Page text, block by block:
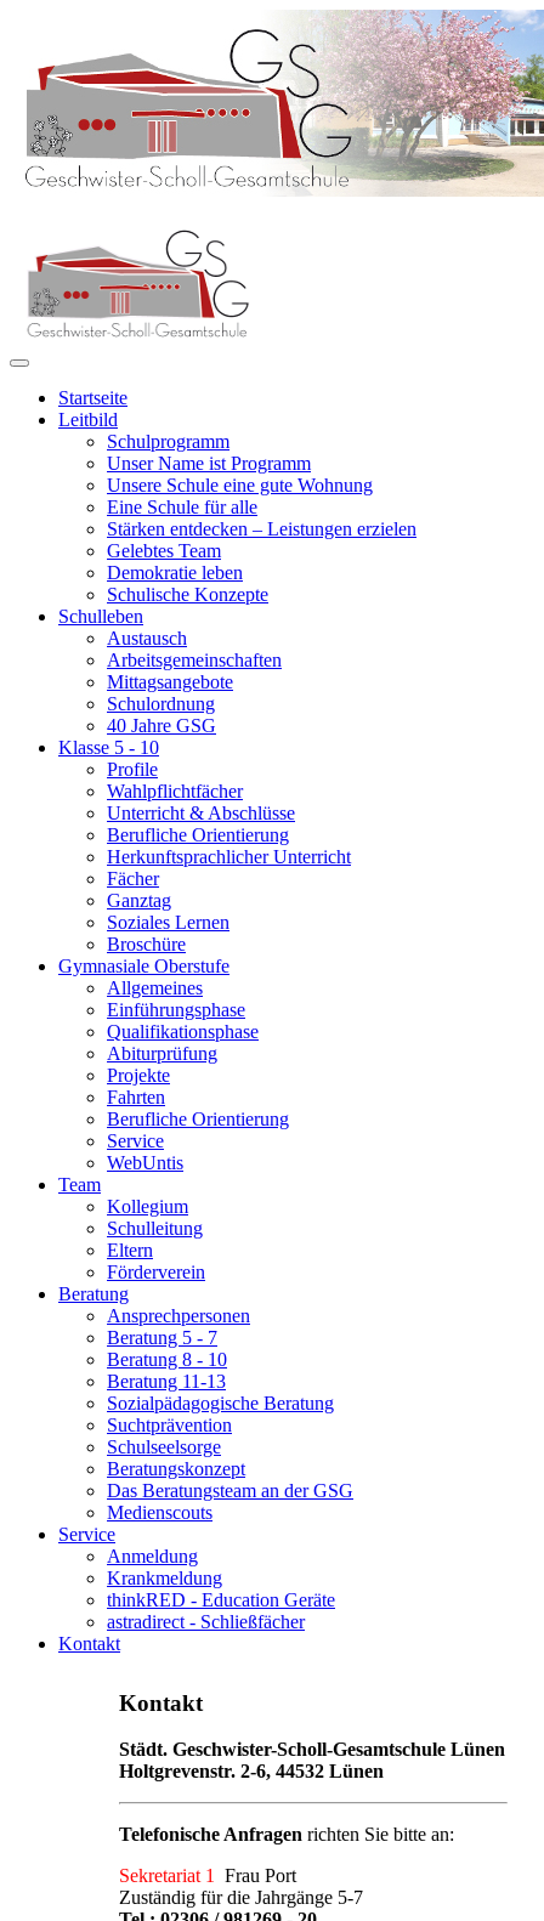
Startseite
Leitbild
Schulprogramm
Unser Name ist Programm
Unsere Schule eine gute Wohnung
Eine Schule für alle
Stärken entdecken – Leistungen erzielen
Gelebtes Team
Demokratie leben
Schulische Konzepte
Schulleben
Austausch
Arbeitsgemeinschaften
Mittagsangebote
Schulordnung
40 Jahre GSG
Klasse 5 - 10
Profile
Wahlpflichtfächer
Unterricht & Abschlüsse
Berufliche Orientierung
Herkunftsprachlicher Unterricht
Fächer
Ganztag
Soziales Lernen
Broschüre
Gymnasiale Oberstufe
Allgemeines
Einführungsphase
Qualifikationsphase
Abiturprüfung
Projekte
Fahrten
Berufliche Orientierung
Service
WebUntis
Team
Kollegium
Schulleitung
Eltern
Förderverein
Beratung
Ansprechpersonen
Beratung 5 - 7
Beratung 8 - 10
Beratung 11-13
Sozialpädagogische Beratung
Suchtprävention
Schulseelsorge
Beratungskonzept
Das Beratungsteam an der GSG
Medienscouts
Service
Anmeldung
Krankmeldung
thinkRED - Education Geräte
astradirect - Schließfächer
Kontakt
Kontakt
Städt. Geschwister-Scholl-Gesamtschule Lünen
Holtgrevenstr. 2-6, 44532 Lünen
Telefonische Anfragen richten Sie bitte an:
Sekretariat 1 Frau Port
Zuständig für die Jahrgänge 5-7